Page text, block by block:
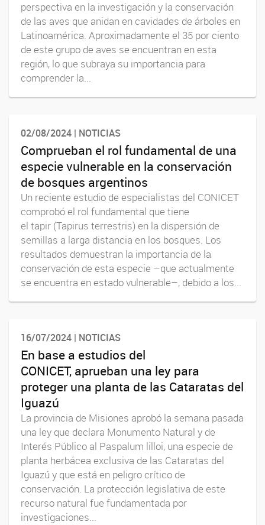
perspectiva en la investigación y la conservación
de las aves que anidan en cavidades de árboles en
Latinoamérica. Aproximadamente el 35 por ciento
de este grupo de aves se encuentran en esta
región, lo que subraya su importancia para
comprender la...
02/08/2024 | NOTICIAS
Comprueban el rol fundamental de una
especie vulnerable en la conservación
de bosques argentinos
Un reciente estudio de especialistas del CONICET
comprobó el rol fundamental que tiene
el tapir (Tapirus terrestris) en la dispersión de
semillas a larga distancia en los bosques. Los
resultados demuestran la importancia de la
conservación de esta especie –que actualmente
se encuentra en estado vulnerable–, debido a los...
16/07/2024 | NOTICIAS
En base a estudios del
CONICET, aprueban una ley para
proteger una planta de las Cataratas del
Iguazú
La provincia de Misiones aprobó la semana pasada
una ley que declara Monumento Natural y de
Interés Público al Paspalum lilloi, una especie de
planta herbácea exclusiva de las Cataratas del
Iguazú y que está en peligro crítico de
conservación. La protección legislativa de este
recurso natural fue fundamentada por
investigaciones...